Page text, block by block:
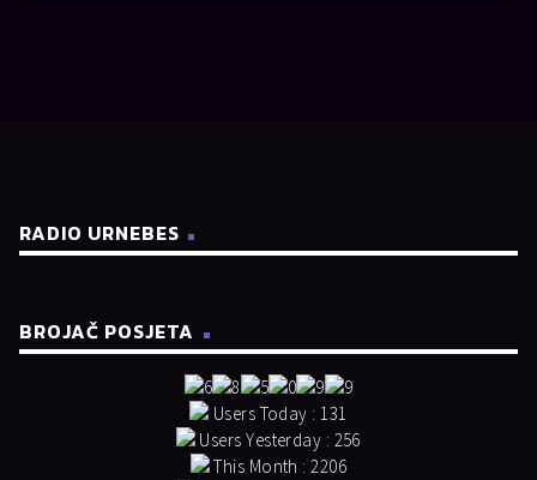
RADIO URNEBES
BROJAČ POSJETA
Users Today : 131
Users Yesterday : 256
This Month : 2206